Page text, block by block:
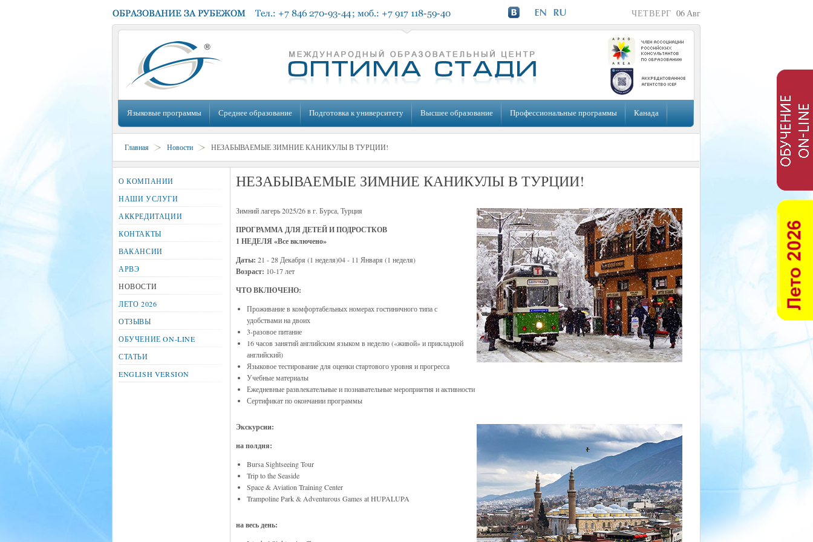
ЧЕТВЕРГ 06Авг
Языковые программы Среднее образование Подготовка к университету Высшее образование Профессиональные программы Канада
Главная Новости НЕЗАБЫВАЕМЫЕ ЗИМНИЕ КАНИКУЛЫ В ТУРЦИИ!
НЕЗАБЫВАЕМЫЕ ЗИМНИЕ КАНИКУЛЫ В ТУРЦИИ!
Зимний лагерь 2025/26 в г. Бурса, Турция
ПРОГРАММА ДЛЯ ДЕТЕЙ И ПОДРОСТКОВ
1 НЕДЕЛЯ «Все включено»
Даты: 21 - 28 Декабря (1 неделя)04 - 11 Января (1 неделя)
Возраст: 10-17 лет
ЧТО ВКЛЮЧЕНО:
Проживание в комфортабельных номерах гостиничного типа с
удобствами на двоих
3-разовое питание
16 часов занятий английским языком в неделю («живой» и прикладной
английский)
Языковое тестирование для оценки стартового уровня и прогресса
Учебные материалы
Ежедневные развлекательные и познавательные мероприятия и активности
Сертификат по окончании программы
Экскурсии:
на полдня:
Bursa Sightseeing Tour
Trip to the Seaside
Space & Aviation Training Center
Trampoline Park & Adventurous Games at HUPALUPA
на весь день:
О КОМПАНИИ
НАШИ УСЛУГИ
АККРЕДИТАЦИИ
КОНТАКТЫ
ВАКАНСИИ
АРВЭ
НОВОСТИ
ЛЕТО 2026
ОТЗЫВЫ
ОБУЧЕНИЕ ON-LINE
СТАТЬИ
ENGLISH VERSION